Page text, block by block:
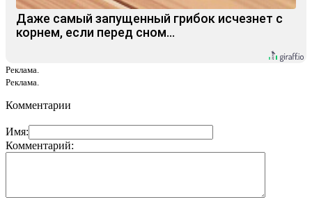
Даже самый запущенный грибок исчезнет с
корнем, если перед сном…
Реклама.
Реклама.
Комментарии
Имя:
Комментарий: